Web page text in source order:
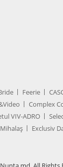
Feerie
Complex
VIV-ADRO
Exclusiv